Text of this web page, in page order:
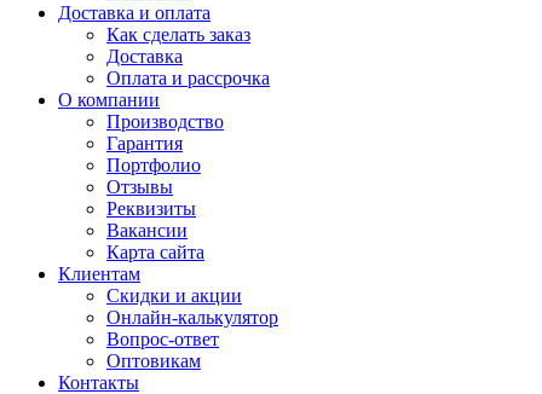
Доставка и оплата
Как сделать заказ
Доставка
Оплата и рассрочка
О компании
Производство
Гарантия
Портфолио
Отзывы
Реквизиты
Вакансии
Карта сайта
Клиентам
Скидки и акции
Онлайн-калькулятор
Вопрос-ответ
Оптовикам
Контакты